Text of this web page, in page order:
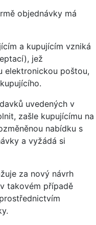
objednávky má
a kupujícím vzniká
jež
elektronickou poštou,
uvedených v
zašle kupujícímu na
nabídku s
a vyžádá si
za nový návrh
takovém případě